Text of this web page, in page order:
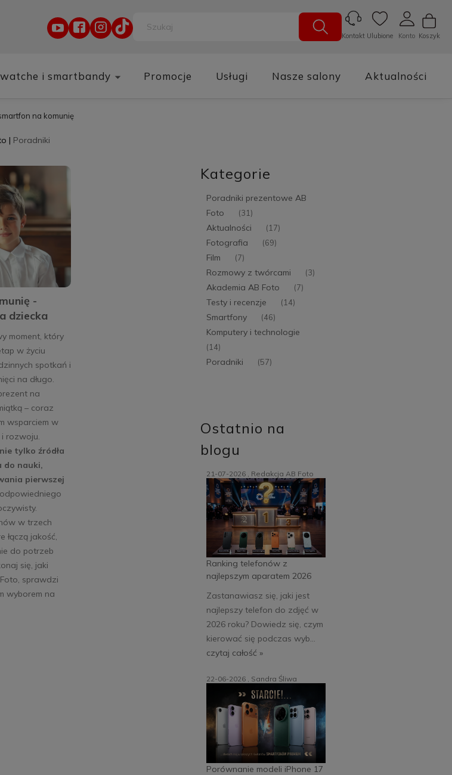
Koszyk
Konto
Ulubione
Kontakt
i smartbandy Promocje Usługi Nasze salony Aktualności
na komunię
-
dziecka
| Poradniki
moment, który
w życiu
spotkań i
na długo.
na
– coraz
wsparciem w
rozwoju.
tylko źródła
do nauki,
pierwszej
w trzech
łączą jakość,
do potrzeb
się, jaki
sprawdzi
wyborem na
Kategorie
Poradniki prezentowe AB
Foto
(31)
Aktualności (17)
Fotografia (69)
Film (7)
Rozmowy z twórcami (3)
Akademia AB Foto (7)
Testy i recenzje (14)
Smartfony (46)
Komputery i technologie
(14)
Poradniki (57)
Ostatnio na
blogu
Ranking telefonów z
najlepszym aparatem 2026
21-07-2026 , Redakcja AB Foto
Zastanawiasz się, jaki jest
najlepszy telefon do zdjęć w
2026 roku? Dowiedz się, czym
kierować się podczas wyb...
czytaj całość »
Porównanie modeli iPhone 17
22-06-2026 , Sandra Śliwa